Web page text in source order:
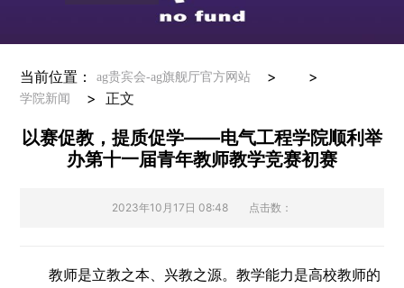
当前位置： ag贵宾会-ag旗舰厅官方网站 > >
学院新闻 > 正文
以赛促教，提质促学——电气工程学院顺利举
办第十一届青年教师教学竞赛初赛
2023年10月17日 08:48 点击数：
教师是立教之本、兴教之源。教学能力是高校教师的